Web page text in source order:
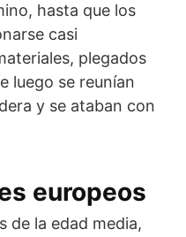
hasta que los
casi
plegados
luego se reunían
y se ataban con
europeos
de la edad media,